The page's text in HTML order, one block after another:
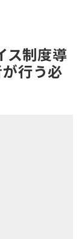
ス制度導
行う必